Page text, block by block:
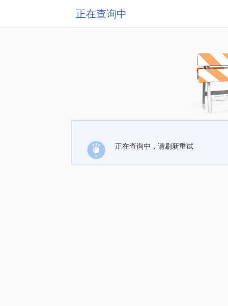
正在查询中
正在查询中，请刷新重试